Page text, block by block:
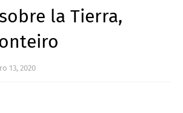
la Tierra,
13, 2020